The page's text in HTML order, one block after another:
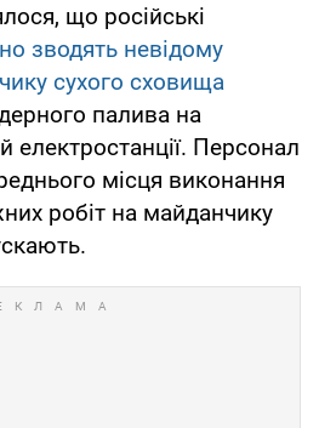
що російські
зводять невідому
сухого сховища
палива на
електростанції. Персонал
місця виконання
робіт на майданчику